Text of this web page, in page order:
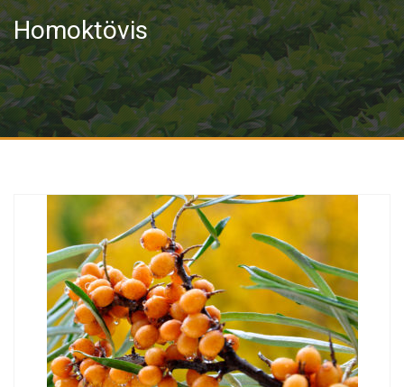
Homoktövis